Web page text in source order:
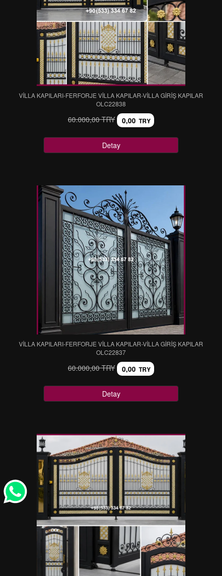
VİLLA KAPILARI-FERFORJE VİLLA KAPILAR-VİLLA GİRİŞ KAPILAR
OLC22838
60.000,00 TRY 0,00 TRY
Detay
VİLLA KAPILARI-FERFORJE VİLLA KAPILAR-VİLLA GİRİŞ KAPILAR
OLC22837
60.000,00 TRY 0,00 TRY
Detay